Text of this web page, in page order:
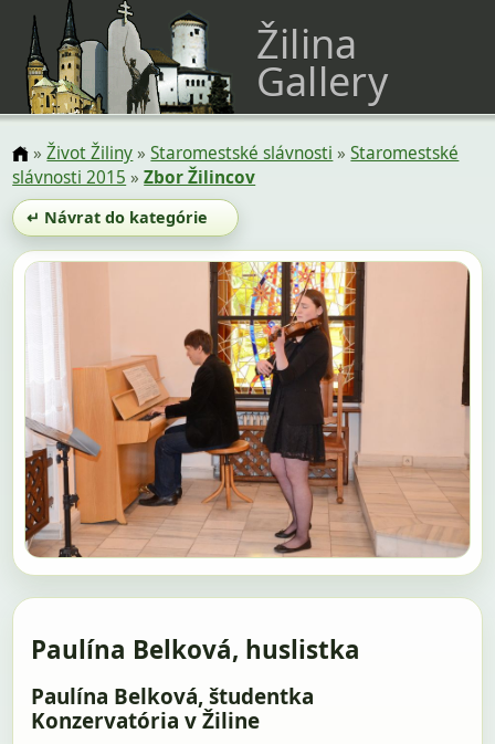
Žilina
Gallery
»Život Žiliny»Staromestské slávnosti »Staromestské
slávnosti 2015 »Zbor Žilincov
↵ Návrat do kategórie
Paulína Belková, huslistka
Paulína Belková, študentka
Konzervatória v Žiline